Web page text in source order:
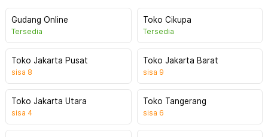
Gudang Online
Tersedia
Toko Cikupa
Tersedia
Toko Jakarta Pusat
sisa 8
Toko Jakarta Barat
sisa 9
Toko Jakarta Utara
sisa 4
Toko Tangerang
sisa 6